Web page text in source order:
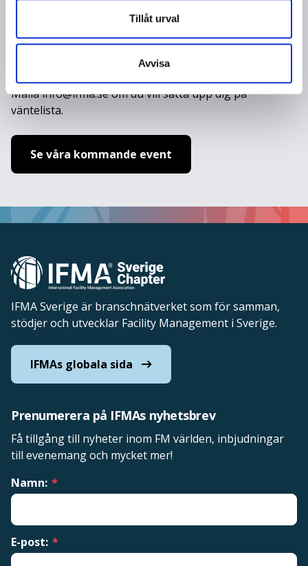
Tillåt urval
Avvisa
Maila info@ifma.se om du vill sätta upp dig på
väntelista.
Se våra kommande event
IFMA Sverige är branschnätverket som för samman,
stödjer och utvecklar Facility Management i Sverige.
IFMAs globala sida
Prenumerera på IFMAs nyhetsbrev
Få tillgång till nyheter inom FM världen, inbjudningar
till evenemang och mycket mer!
Namn: *
E-post: *